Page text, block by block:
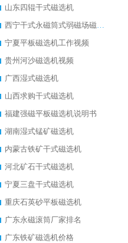
山东四辊干式磁选机
西宁干式永磁筒式弱磁场磁选机结构图
宁夏平板磁选机工作视频
贵州河沙磁选机视频
广西湿式磁选机
山西求购干式磁选机
福建强磁平板磁选机说明书
湖南湿式锰矿磁选机
内蒙古铁矿干式磁选机
河北矿石干式磁选机
宁夏三盘干式磁选机
重庆石英砂平板磁选机
广东永磁滚筒厂家排名
广东铁矿磁选机价格